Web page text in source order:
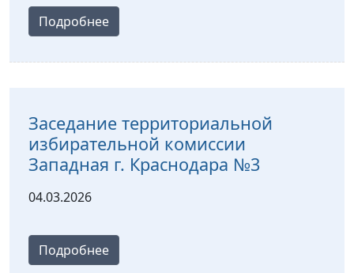
Подробнее
Заседание территориальной
избирательной комиссии
Западная г. Краснодара №3
04.03.2026
Подробнее